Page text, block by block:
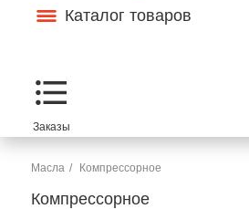
Каталог товаров
Масла Компрессорное
Компрессорное